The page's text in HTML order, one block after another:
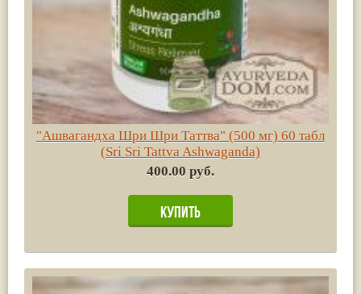
"Ашвагандха Шри Шри Таттва" (500 мг) 60 табл
(Sri Sri Tattva Ashwaganda)
400.00 руб.